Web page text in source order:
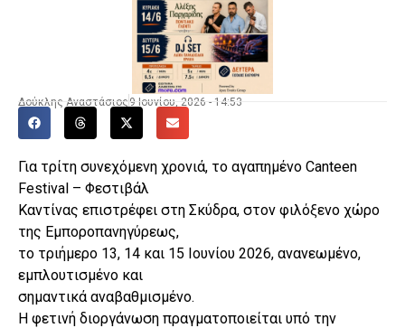
Δούκλης Αναστάσιος 9 Ιουνίου, 2026 - 14:53
Για τρίτη συνεχόμενη χρονιά, το αγαπημένο Canteen
Festival – Φεστιβάλ
Καντίνας επιστρέφει στη Σκύδρα, στον φιλόξενο χώρο
της Εμποροπανηγύρεως,
το τριήμερο 13, 14 και 15 Ιουνίου 2026, ανανεωμένο,
εμπλουτισμένο και
σημαντικά αναβαθμισμένο.
Η φετινή διοργάνωση πραγματοποιείται υπό την